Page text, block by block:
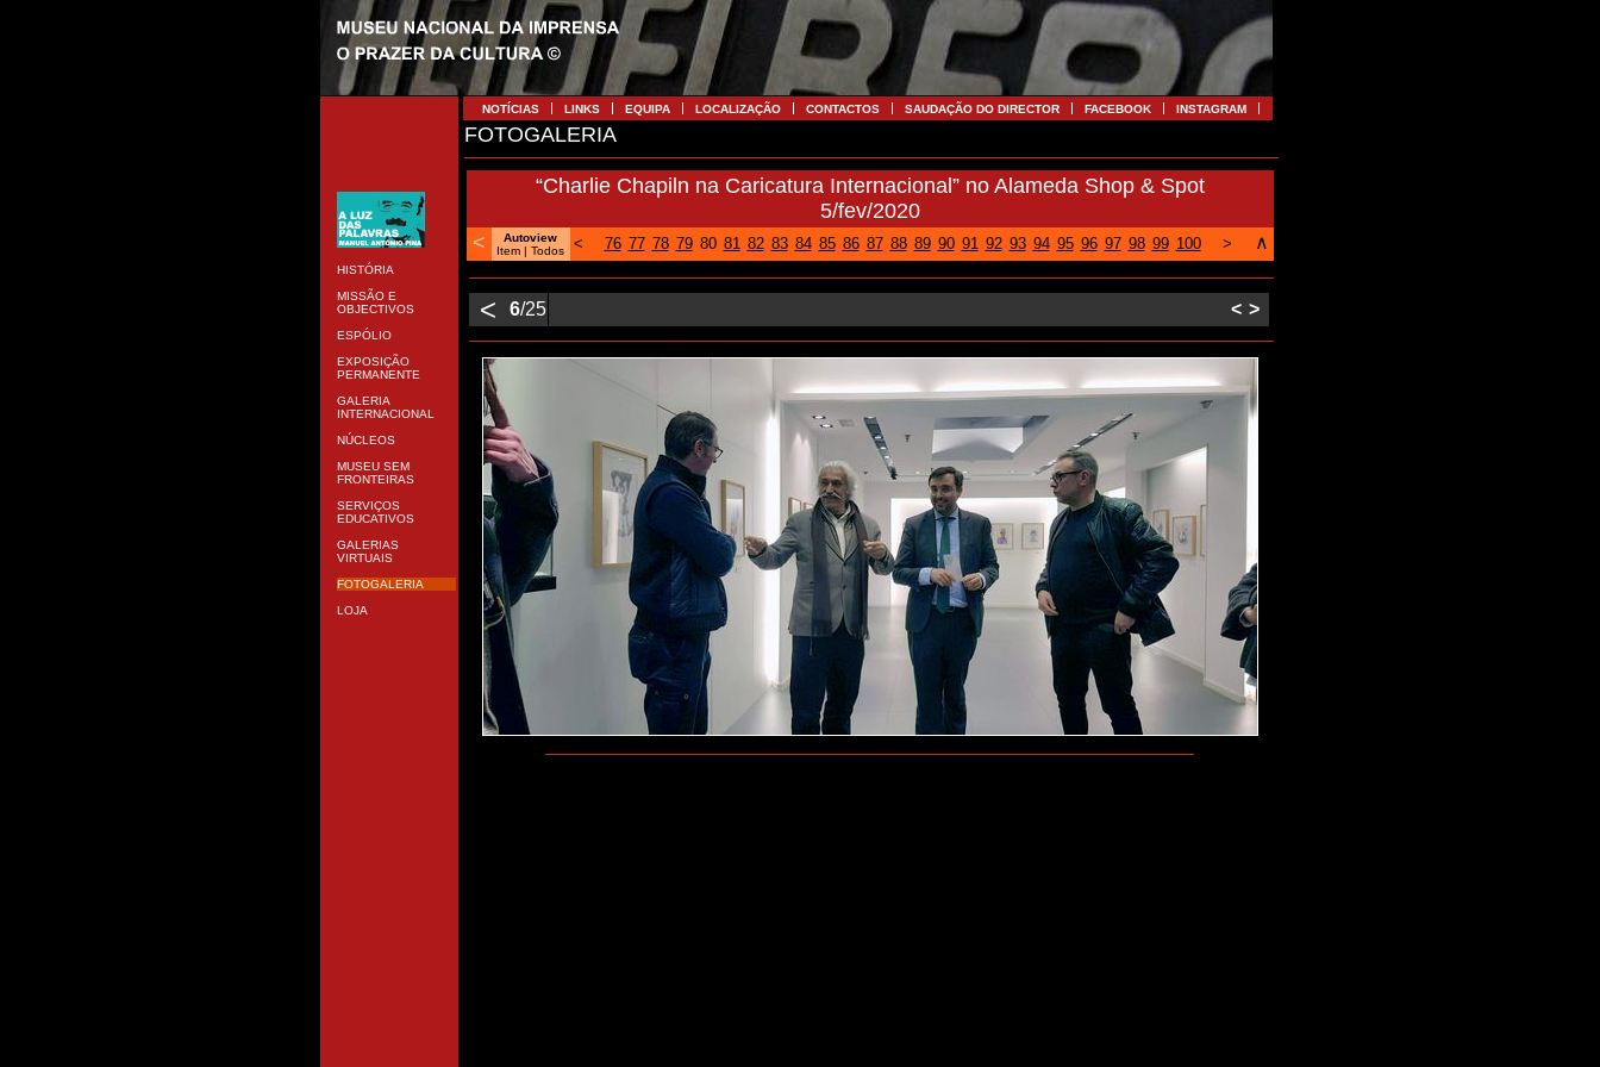
HISTÓRIA
MISSÃO E
OBJECTIVOS
ESPÓLIO
EXPOSIÇÃO
PERMANENTE
GALERIA
INTERNACIONAL
NÚCLEOS
MUSEU SEM
FRONTEIRAS
SERVIÇOS
EDUCATIVOS
GALERIAS
VIRTUAIS
FOTOGALERIA
LOJA
NOTÍCIAS LINKS EQUIPA LOCALIZAÇÃO CONTACTOS SAUDAÇÃO DO DIRECTOR FACEBOOK INSTAGRAM
FOTOGALERIA
“Charlie Chapiln na Caricatura Internacional” no Alameda Shop & Spot
5/fev/2020
<
Autoview
Item | Todos < 76 77 78 79 80 81 82 83 84 85 86 87 88 89 90 91 92 93 94 95 96 97 98 99 100 > ∧
< 6/25 < >